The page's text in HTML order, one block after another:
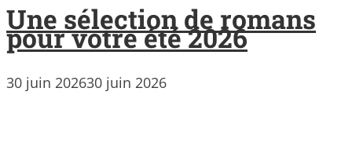
Une sélection de romans
pour votre été 2026
30 juin 202630 juin 2026